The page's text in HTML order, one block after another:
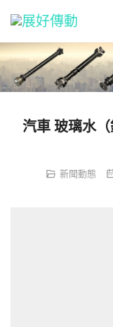
汽車 玻璃水
新聞動態